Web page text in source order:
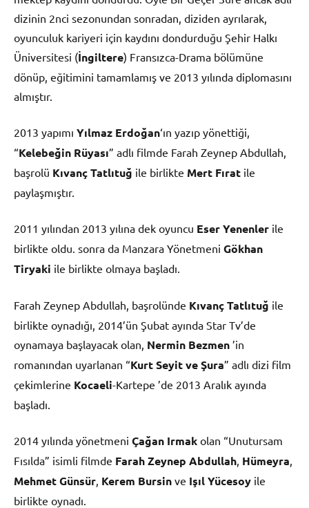
dizinin 2nci sezonundan sonradan, diziden ayrılarak,
oyunculuk kariyeri için kaydını dondurduğu Şehir Halkı
Üniversitesi (İngiltere) Fransızca-Drama bölümüne
dönüp, eğitimini tamamlamış ve 2013 yılında diplomasını
almıştır.
2013 yapımı Yılmaz Erdoğan‘ın yazıp yönettiği,
“Kelebeğin Rüyası” adlı filmde Farah Zeynep Abdullah,
başrolü Kıvanç Tatlıtuğ ile birlikte Mert Fırat ile
paylaşmıştır.
2011 yılından 2013 yılına dek oyuncu Eser Yenenler ile
birlikte oldu. sonra da Manzara Yönetmeni Gökhan
Tiryaki ile birlikte olmaya başladı.
Farah Zeynep Abdullah, başrolünde Kıvanç Tatlıtuğ ile
birlikte oynadığı, 2014’ün Şubat ayında Star Tv’de
oynamaya başlayacak olan, Nermin Bezmen ’in
romanından uyarlanan “Kurt Seyit ve Şura” adlı dizi film
çekimlerine Kocaeli-Kartepe ’de 2013 Aralık ayında
başladı.
2014 yılında yönetmeni Çağan Irmak olan “Unutursam
Fısılda” isimli filmde Farah Zeynep Abdullah Hümeyra
Mehmet Günsür Kerem Bursin ve Işıl Yücesoy ile
birlikte oynadı.